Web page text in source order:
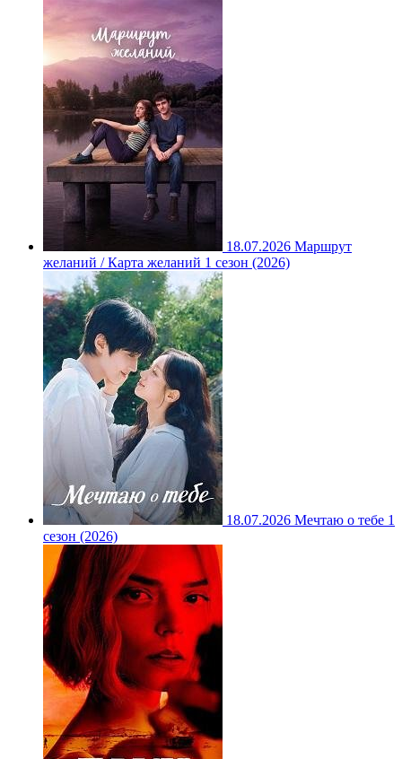
18.07.2026 Маршрут
желаний / Карта желаний 1 сезон (2026)
18.07.2026 Мечтаю о тебе 1
сезон (2026)